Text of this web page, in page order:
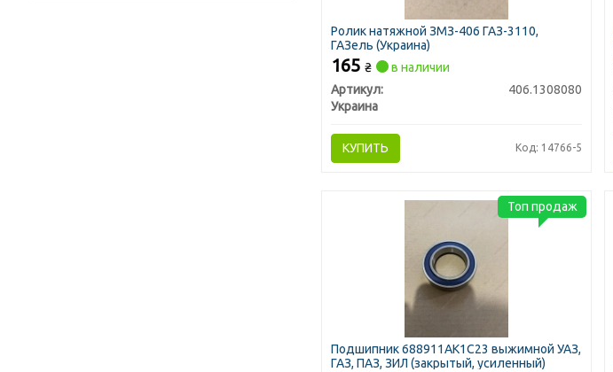
Ролик натяжной ЗМЗ-406 ГАЗ-3110,
ГАЗель (Украина)
165 ₴
в наличии
Артикул:
406.1308080
Украина
КУПИТЬ Код: 14766-5
Подшипник 688911АК1С23 выжимной УАЗ,
ГАЗ, ПАЗ, ЗИЛ (закрытый, усиленный)
Топ продаж